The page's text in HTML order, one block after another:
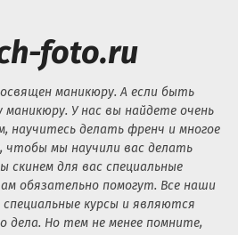
foto.ru
маникюру. А если быть
У нас вы найдете очень
научитесь делать френч и многое
чтобы мы научили вас делать
для вас специальные
обязательно помогут. Все наши
курсы и являются
дела. Но тем не менее помните,